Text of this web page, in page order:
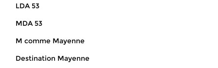
LDA 53
MDA 53
M comme Mayenne
Destination Mayenne